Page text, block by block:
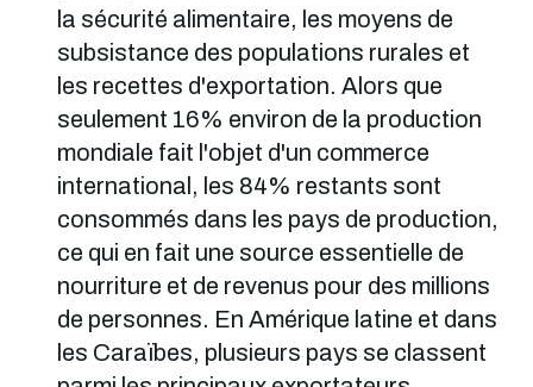
la sécurité alimentaire, les moyens de
subsistance des populations rurales et
les recettes d'exportation. Alors que
seulement 16% environ de la production
mondiale fait l'objet d'un commerce
international, les 84% restants sont
consommés dans les pays de production,
ce qui en fait une source essentielle de
nourriture et de revenus pour des millions
de personnes. En Amérique latine et dans
les Caraïbes, plusieurs pays se classent